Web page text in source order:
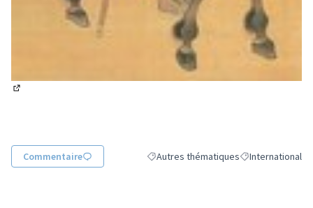
Commentaire Filtrer les résultats de la catégorie :
Autres thématiquesFiltrer les
International